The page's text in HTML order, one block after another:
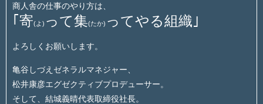
商人舎の仕事のやり方は、
｢寄(よ) って集(たか) ってやる組織｣
よろしくお願いします。
亀谷しづえゼネラルマネジャー、
松井康彦エグゼクティブプロデューサー。
そして、結城義晴代表取締役社長。